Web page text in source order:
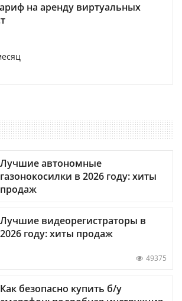
на аренду виртуальных
Лучшие автономные
газонокосилки в 2026 году: хиты
продаж
Лучшие видеорегистраторы в
2026 году: хиты продаж
49375
Как безопасно купить б/у